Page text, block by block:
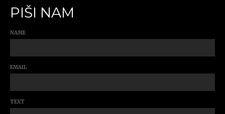
PIŠI NAM
NAME
EMAIL
TEXT